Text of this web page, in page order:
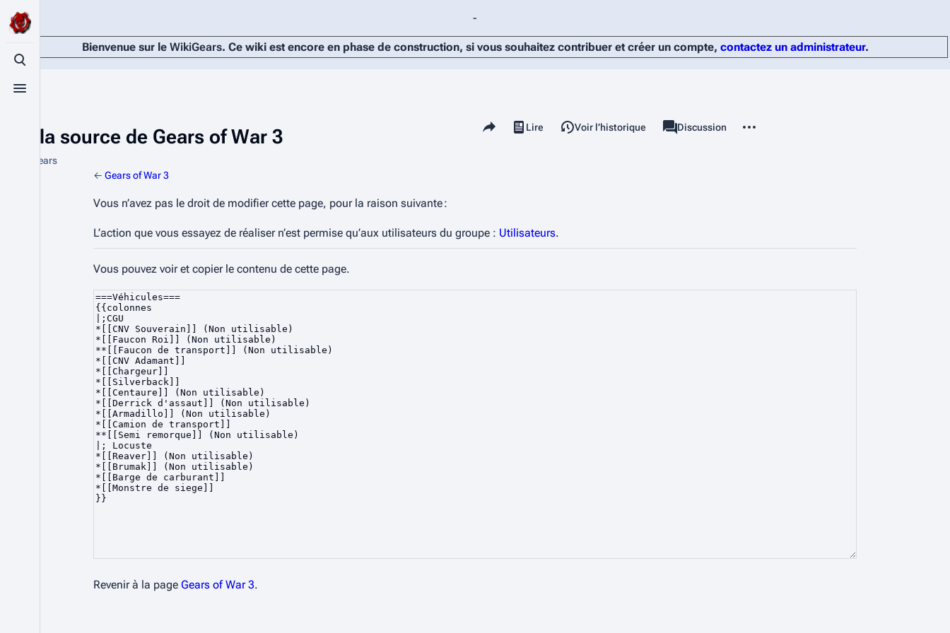
Basculer la recherche
Basculer le menu
-
Bienvenue sur le WikiGears. Ce wiki est encore en phase de construction, si vous souhaitez contribuer et créer un compte, contactez un administrateur.
Voir la source de Gears of War 3
De WikiGears
Partager cette page
Affichages
Lire
Voir le texte source
Voir l’historique associated-pages
Page
Discussion
← Gears of War 3
Vous n’avez pas le droit de modifier cette page, pour la raison suivante :
L’action que vous essayez de réaliser n’est permise qu’aux utilisateurs du groupe : Utilisateurs.
Vous pouvez voir et copier le contenu de cette page.
Revenir à la page Gears of War 3.